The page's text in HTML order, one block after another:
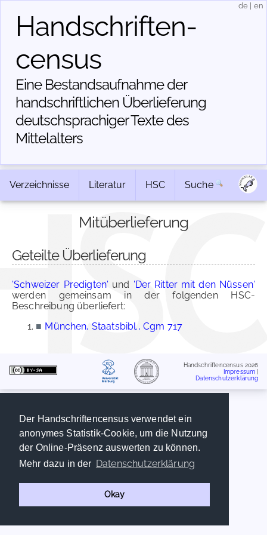
Der Handschriftencensus verwendet ein
anonymes Statistik-Cookie, um die Nutzung
der Online-Präsenz auswerten zu können.
Mehr dazu in der Datenschutzerklärung
Okay
Handschriften­
census
Eine Bestandsaufnahme der
handschriftlichen Über­lieferung
deutschsprachiger Texte des
Mittelalters
de en
Verzeichnisse Literatur HSC Suche
Mitüberlieferung
Geteilte Überlieferung
'Schweizer Predigten' und 'Der Ritter mit den Nüssen'
werden gemeinsam in der folgenden HSC-
Beschreibung überliefert:
■ München, Staatsbibl., Cgm 717
Handschriftencensus 2026
Impressum
Datenschutzerklärung